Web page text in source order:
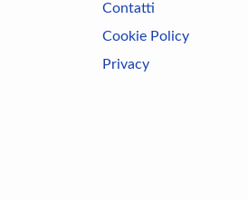
Contatti
Cookie Policy
Privacy